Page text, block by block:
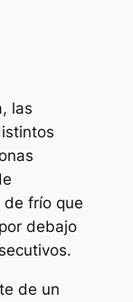
las
de frío que
debajo
de un